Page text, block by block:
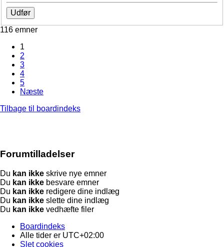
116 emner
1
2
3
4
5
Næste
Tilbage til boardindeks
Forumtilladelser
Du kan ikke skrive nye emner
Du kan ikke besvare emner
Du kan ikke redigere dine indlæg
Du kan ikke slette dine indlæg
Du kan ikke vedhæfte filer
Boardindeks
Alle tider er UTC+02:00
Slet cookies